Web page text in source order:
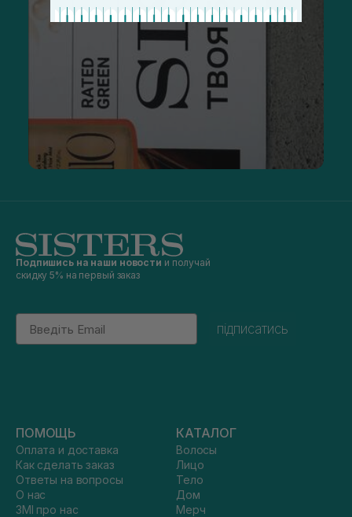
Подпишись на наши новости и получай
скидку 5% на первый заказ
Email
підписатись
ПОМОЩЬ
Оплата и доставка
Как сделать заказ
Ответы на вопросы
О нас
ЗМІ про нас
КАТАЛОГ
Волосы
Лицо
Тело
Дом
Мерч